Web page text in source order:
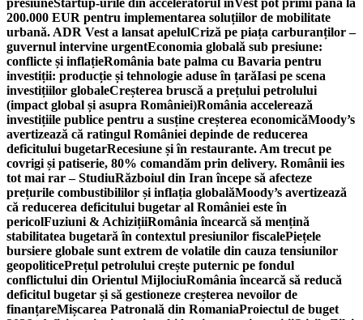
presiuneStartup-urile din acceleratorul inVest pot primi până la
200.000 EUR pentru implementarea soluțiilor de mobilitate
urbană. ADR Vest a lansat apelulCriză pe piața carburanților –
guvernul intervine urgentEconomia globală sub presiune:
conflicte și inflațieRomânia bate palma cu Bavaria pentru
investiții: producție și tehnologie aduse în țarăIasi pe scena
investițiilor globaleCreșterea bruscă a prețului petrolului
(impact global și asupra României)România accelerează
investițiile publice pentru a susține creșterea economicăMoody’s
avertizează că ratingul României depinde de reducerea
deficitului bugetarRecesiune și în restaurante. Am trecut pe
covrigi și patiserie, 80% comandăm prin delivery. Românii ies
tot mai rar – StudiuRăzboiul din Iran începe să afecteze
prețurile combustibililor și inflația globalăMoody’s avertizează
că reducerea deficitului bugetar al României este în
pericolFuziuni & AchizițiiRomânia încearcă să mențină
stabilitatea bugetară în contextul presiunilor fiscalePiețele
bursiere globale sunt extrem de volatile din cauza tensiunilor
geopoliticePrețul petrolului crește puternic pe fondul
conflictului din Orientul MijlociuRomânia încearcă să reducă
deficitul bugetar și să gestioneze creșterea nevoilor de
finanțareMișcarea Patronală din RomaniaProiectul de buget